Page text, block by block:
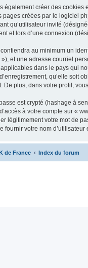
également créer des cookies
pages créées par le logiciel
qu’utilisateur invité
et lors d’une connexion
au minimum un
et une adresse courriel
dans le pays qui
qu’elle soit
De plus, dans votre profil,
est crypté (hashage à
à votre compte sur «
légitimement votre mot de
fournir votre nom
de France Index du forum